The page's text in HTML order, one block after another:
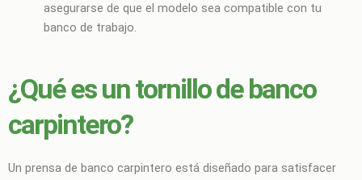
asegurarse de que el modelo sea compatible con tu
banco de trabajo.
¿Qué es un tornillo de banco
carpintero?
Un prensa de banco carpintero está diseñado para satisfacer